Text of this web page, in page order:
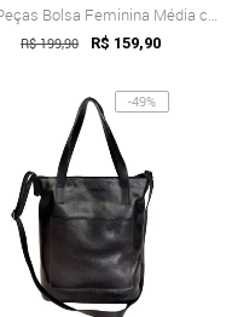
Kit 3 Peças Bolsa Feminina Média com Tra...
R$ 199,90 R$ 159,90
-49%